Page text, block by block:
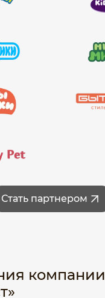
Стать партнером
компании